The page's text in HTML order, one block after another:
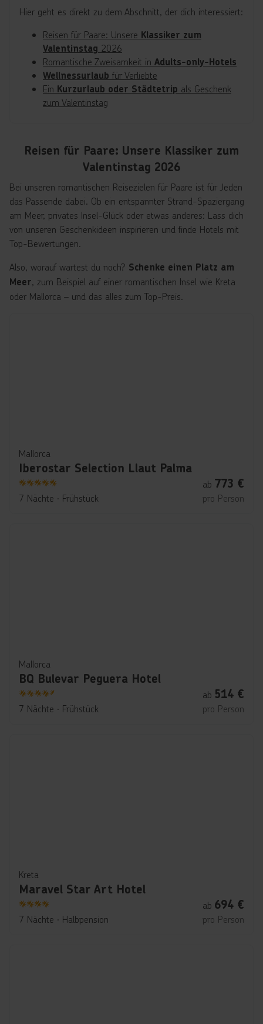
eine entspannte Auszeit am Meer oder eine kurze
Städtereise– hier warten passende
Urlaubs-Tippsauf dich.
Mach deinem Partner oder deiner Partnerin eine Freude
und verschenke ein unvergessliches
Hier geht es direkt zu dem Abschnitt, der dich interessiert:
Reisen für Paare: Unsere Klassiker zum
Valentinstag 2026
Romantische Zweisamkeit in Adults-only-Hotels
Wellnessurlaub für Verliebte
Ein Kurzurlaub oder Städtetrip als Geschenk
zum Valentinstag
Reisen für Paare: Unsere Klassiker zum
Valentinstag 2026
Bei unseren romantischen Reisezielen für Paare ist für Jeden
das Passende dabei. Ob ein entspannter Strand-Spaziergang
am Meer, privates Insel-Glück oder etwas anderes: Lass dich
von unseren Geschenkideen inspirieren und finde Hotels mit
Top-Bewertungen.
Also, worauf wartest du noch? Schenke einen Platz am
Meer, zum Beispiel auf einer romantischen Insel wie Kreta
oder Mallorca – und das alles zum Top-Preis.
Mallorca
Iberostar Selection Llaut Palma
5
7 Nächte ∙ Frühstück
ab 773 €
pro Person
Mallorca
BQ Bulevar Peguera Hotel
4.5
7 Nächte ∙ Frühstück
ab 514 €
pro Person
Kreta
Maravel Star Art Hotel
4
7 Nächte ∙ Halbpension
ab 694 €
pro Person